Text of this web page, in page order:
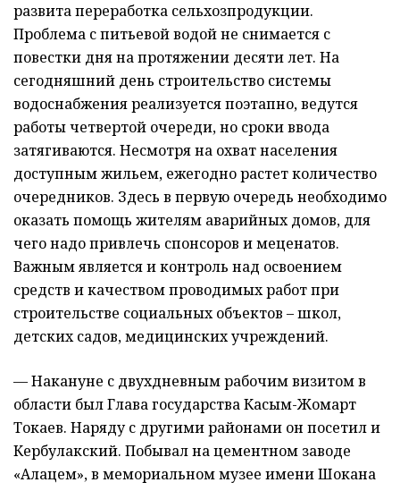
развита переработка сельхозпродукции.
Проблема с питьевой водой не снимается с
повестки дня на протяжении десяти лет. На
сегодняшний день строительство системы
водоснабжения реализуется поэтапно, ведутся
работы четвертой очереди, но сроки ввода
затягиваются. Несмотря на охват населения
доступным жильем, ежегодно растет количество
очередников. Здесь в первую очередь необходимо
оказать помощь жителям аварийных домов, для
чего надо привлечь спонсоров и меценатов.
Важным является и контроль над освоением
средств и качеством проводимых работ при
строительстве социальных объектов – школ,
детских садов, медицинских учреждений.
— Накануне с двухдневным рабочим визитом в
области был Глава государства Касым-Жомарт
Токаев. Наряду с другими районами он посетил и
Кербулакский. Побывал на цементном заводе
«Алацем», в мемориальном музее имени Шокана